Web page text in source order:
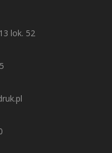
lok. 52